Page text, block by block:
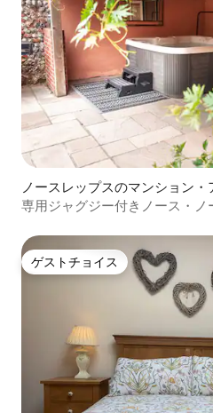
ノースレップスのマンション・
専用ジャグジー付きノース・ノ
ゲストチョイス
ゲストチョイス